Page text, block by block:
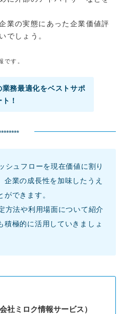
業の実態にあった企業価値評
でしょう。
です。
業務最適化をベストサポ
ト！
シュフローを現在価値に割り
企業の成長性を加味したうえ
できます。
方法や利用場面について紹介
積極的に活用していきましょ
社ミロク情報サービス）